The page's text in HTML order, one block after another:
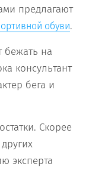
предлагают
обуви.
бежать на
консультант
бега и
Скорее
эксперта